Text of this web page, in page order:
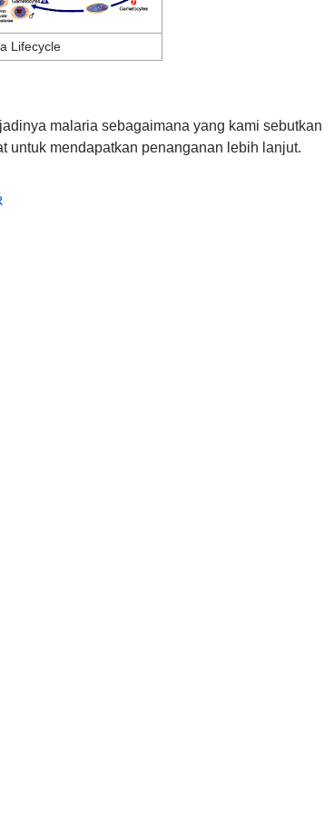
Lifecycle
malaria sebagaimana yang kami sebutkan
untuk mendapatkan penanganan lebih lanjut.